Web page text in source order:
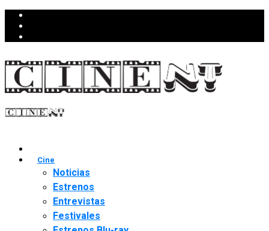
Cine
Noticias
Estrenos
Entrevistas
Festivales